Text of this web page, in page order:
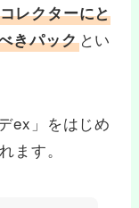
コレクターにと
きパックとい
ex」をはじめ
ます。